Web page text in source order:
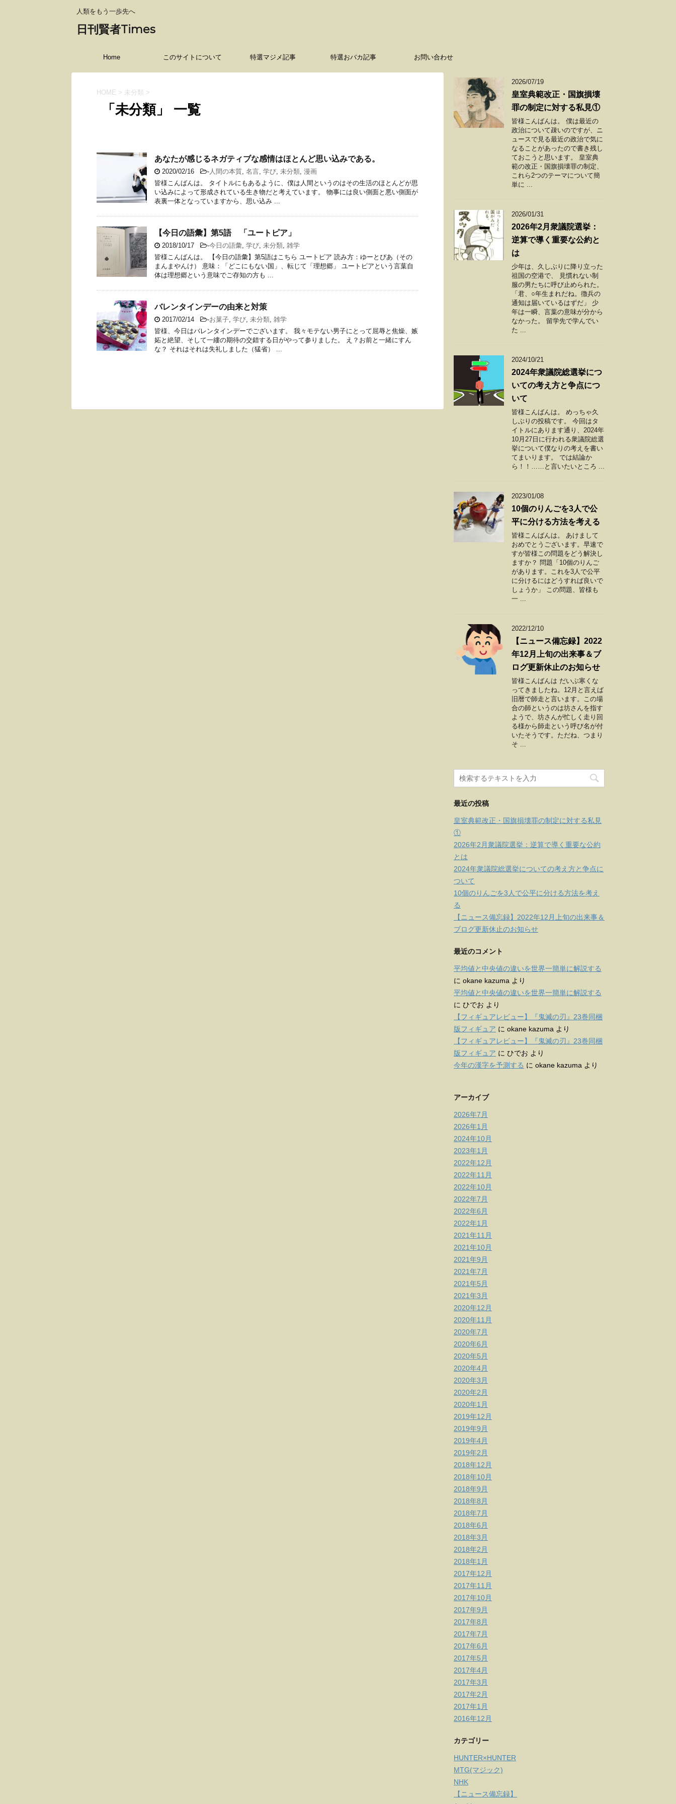
人類をもう一歩先へ
日刊賢者Times
Home このサイトについて 特選マジメ記事 特選おバカ記事 お問い合わせ
HOME > 未分類 >
「未分類」 一覧
あなたが感じるネガティブな感情はほとんど思い込みである。
2020/02/16 -人間の本質, 名言, 学び, 未分類, 漫画
皆様こんばんは。 タイトルにもあるように、僕は人間というのはその生活のほとんどが思
い込みによって形成されている生き物だと考えています。 物事には良い側面と悪い側面が
表裏一体となっていますから、思い込み ...
【今日の語彙】第5語 「ユートピア」
2018/10/17 -今日の語彙, 学び, 未分類, 雑学
皆様こんばんは。 【今日の語彙】第5語はこちら ユートピア 読み方：ゆーとぴあ（その
まんまやんけ） 意味：「どこにもない国」、転じて「理想郷」 ユートピアという言葉自
体は理想郷という意味でご存知の方も ...
バレンタインデーの由来と対策
2017/02/14 -お菓子, 学び, 未分類, 雑学
皆様、今日はバレンタインデーでございます。 我々モテない男子にとって屈辱と焦燥、嫉
妬と絶望、そして一縷の期待の交錯する日がやって参りました。 え？お前と一緒にすん
な？ それはそれは失礼しました（猛省） ...
2026/07/19
皇室典範改正・国旗損壊
罪の制定に対する私見①
皆様こんばんは。 僕は最近の
政治について疎いのですが、ニ
ュースで見る最近の政治で気に
なることがあったので書き残し
ておこうと思います。 皇室典
範の改正・国旗損壊罪の制定、
これら2つのテーマについて簡
単に ...
2026/01/31
2026年2月衆議院選挙：
逆算で導く重要な公約と
は
少年は、久しぶりに降り立った
祖国の空港で、 見慣れない制
服の男たちに呼び止められた。
「君、○年生まれだね。徴兵の
通知は届いているはずだ」 少
年は一瞬、言葉の意味が分から
なかった。 留学先で学んでい
た ...
2024/10/21
2024年衆議院総選挙につ
いての考え方と争点につ
いて
皆様こんばんは。 めっちゃ久
しぶりの投稿です。 今回はタ
イトルにあります通り、2024年
10月27日に行われる衆議院総選
挙について僕なりの考えを書い
てまいります。 では結論か
ら！！……と言いたいところ ...
2023/01/08
10個のりんごを3人で公
平に分ける方法を考える
皆様こんばんは。 あけまして
おめでとうございます。早速で
すが皆様この問題をどう解決し
ますか？ 問題「10個のりんご
があります。これを3人で公平
に分けるにはどうすれば良いで
しょうか」 この問題、皆様も
一 ...
2022/12/10
【ニュース備忘録】2022
年12月上旬の出来事＆ブ
ログ更新休止のお知らせ
皆様こんばんは だいぶ寒くな
ってきましたね。12月と言えば
旧暦で師走と言います。この場
合の師というのは坊さんを指す
ようで、坊さんが忙しく走り回
る様から師走という呼び名が付
いたそうです。ただね、つまり
そ ...
最近の投稿
皇室典範改正・国旗損壊罪の制定に対する私見
①
2026年2月衆議院選挙：逆算で導く重要な公約
とは
2024年衆議院総選挙についての考え方と争点に
ついて
10個のりんごを3人で公平に分ける方法を考え
る
【ニュース備忘録】2022年12月上旬の出来事＆
ブログ更新休止のお知らせ
最近のコメント
平均値と中央値の違いを世界一簡単に解説する
に okane kazuma より
平均値と中央値の違いを世界一簡単に解説する
に ひでお より
【フィギュアレビュー】『鬼滅の刃』23巻同梱
版フィギュア に okane kazuma より
【フィギュアレビュー】『鬼滅の刃』23巻同梱
版フィギュア に ひでお より
今年の漢字を予測する に okane kazuma より
アーカイブ
2026年7月
2026年1月
2024年10月
2023年1月
2022年12月
2022年11月
2022年10月
2022年7月
2022年6月
2022年1月
2021年11月
2021年10月
2021年9月
2021年7月
2021年5月
2021年3月
2020年12月
2020年11月
2020年7月
2020年6月
2020年5月
2020年4月
2020年3月
2020年2月
2020年1月
2019年12月
2019年9月
2019年4月
2019年2月
2018年12月
2018年10月
2018年9月
2018年8月
2018年7月
2018年6月
2018年3月
2018年2月
2018年1月
2017年12月
2017年11月
2017年10月
2017年9月
2017年8月
2017年7月
2017年6月
2017年5月
2017年4月
2017年3月
2017年2月
2017年1月
2016年12月
カテゴリー
HUNTER×HUNTER
MTG(マジック)
NHK
【ニュース備忘録】